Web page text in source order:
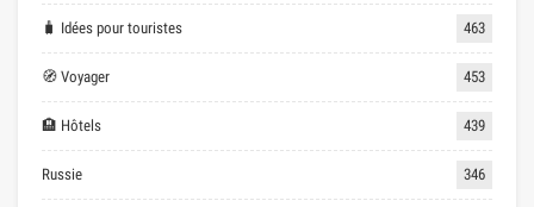
🧳 Idées pour touristes 463
🧭 Voyager 453
🏨 Hôtels 439
Russie 346